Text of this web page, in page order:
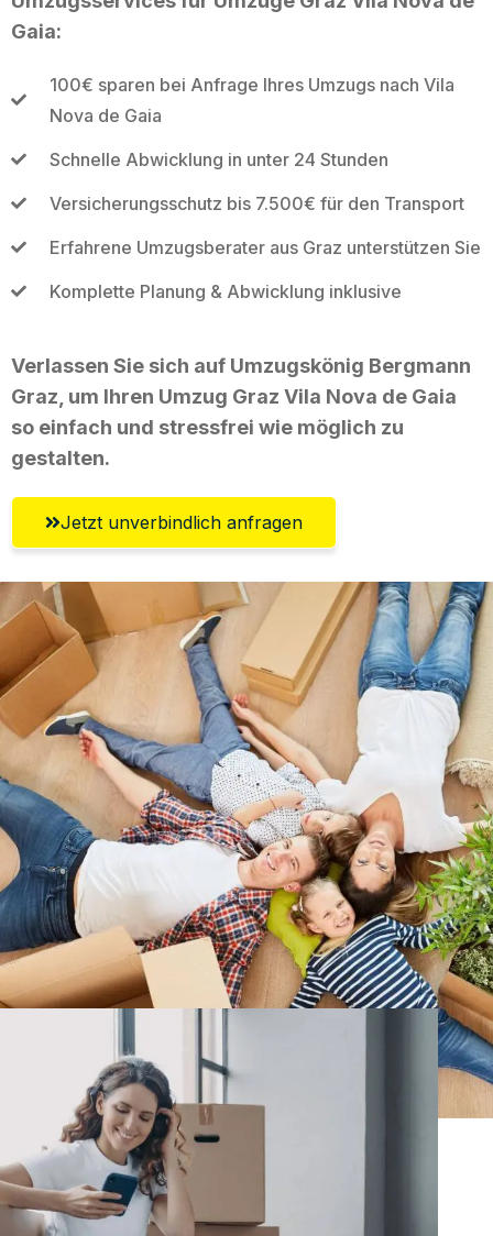
Gaia:
100€ sparen bei Anfrage Ihres Umzugs nach Vila
Nova de Gaia
Schnelle Abwicklung in unter 24 Stunden
Versicherungsschutz bis 7.500€ für den Transport
Erfahrene Umzugsberater aus Graz unterstützen Sie
Komplette Planung & Abwicklung inklusive
Verlassen Sie sich auf Umzugskönig Bergmann
Graz, um Ihren Umzug Graz Vila Nova de Gaia
so einfach und stressfrei wie möglich zu
gestalten.
Jetzt unverbindlich anfragen